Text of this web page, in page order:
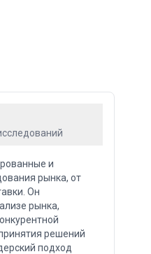
и
рынка, от
Он
рынка,
решений
подход